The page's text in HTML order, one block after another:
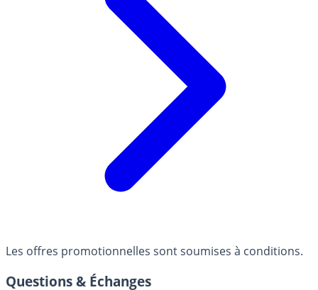
Les offres promotionnelles sont soumises à conditions.
Questions & Échanges